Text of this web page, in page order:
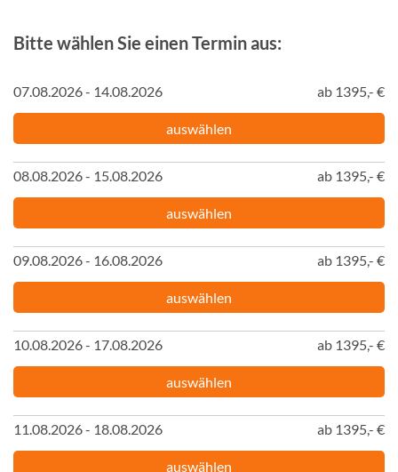
Bitte wählen Sie einen Termin aus:
07.08.2026 - 14.08.2026 ab 1395,- €
auswählen
08.08.2026 - 15.08.2026 ab 1395,- €
auswählen
09.08.2026 - 16.08.2026 ab 1395,- €
auswählen
10.08.2026 - 17.08.2026 ab 1395,- €
auswählen
11.08.2026 - 18.08.2026 ab 1395,- €
auswählen